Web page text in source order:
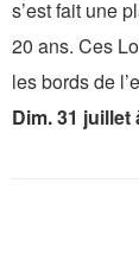
s’est fait une
20 ans. Ces
les bords de
Dim. 31 juillet